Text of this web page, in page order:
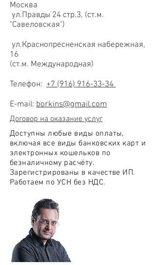
Москва
ул.Правды 24 стр.3, (cт.м.
"Савеловская")
ул.Краснопресненская набережная,
16
(ст.м. Международная)
Телефон: +7 (916) 916-33-34
E-mail: borkins@gmail.com
Договор на оказание услуг
Доступны любые виды оплаты,
включая все виды банковских карт и
электронных кошельков по
безналичному расчёту.
Зарегистрированы в качестве ИП.
Работаем по УСН без НДС.